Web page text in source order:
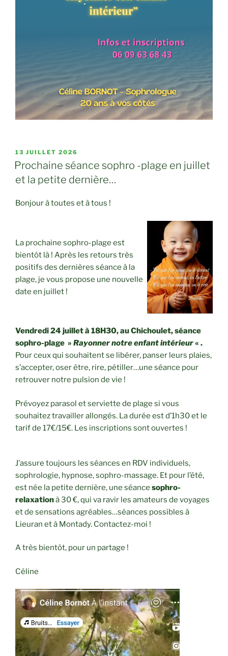
PUBLIÉ
LE
13 JUILLET 2026
Prochaine séance sophro -plage en juillet
et la petite dernière…
Bonjour à toutes et à tous !
La prochaine sophro-plage est
bientôt là ! Après les retours très
positifs des dernières séance à la
plage, je vous propose une nouvelle
date en juillet !
Vendredi 24 juillet à 18H30, au Chichoulet, séance
sophro-plage » Rayonner notre enfant intérieur« .
Pour ceux qui souhaitent se libérer, panser leurs plaies,
s’accepter, oser être, rire, pétiller…une séance pour
retrouver notre pulsion de vie !
Prévoyez parasol et serviette de plage si vous
souhaitez travailler allongés. La durée est d’1h30 et le
tarif de 17€/15€. Les inscriptions sont ouvertes !
J’assure toujours les séances en RDV individuels,
sophrologie, hypnose, sophro-massage. Et pour l’été,
est née la petite dernière, une séance sophro-
relaxationà 30 €, qui va ravir les amateurs de voyages
et de sensations agréables…séances possibles à
Lieuran et à Montady. Contactez-moi !
A très bientôt, pour un partage !
Céline